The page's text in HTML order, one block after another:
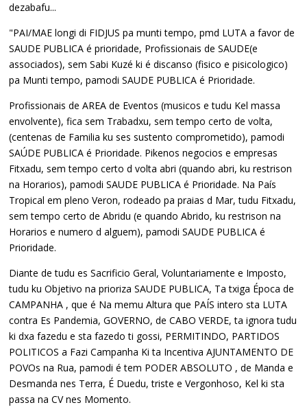
dezabafu...
"PAI/MAE longi di FIDJUS pa munti tempo, pmd LUTA a favor de
SAUDE PUBLICA é prioridade, Profissionais de SAUDE(e
associados), sem Sabi Kuzé ki é discanso (fisico e pisicologico)
pa Munti tempo, pamodi SAUDE PUBLICA é Prioridade.
Profissionais de AREA de Eventos (musicos e tudu Kel massa
envolvente), fica sem Trabadxu, sem tempo certo de volta,
(centenas de Familia ku ses sustento comprometido), pamodi
SAÚDE PUBLICA é Prioridade. Pikenos negocios e empresas
Fitxadu, sem tempo certo d volta abri (quando abri, ku restrison
na Horarios), pamodi SAUDE PUBLICA é Prioridade. Na País
Tropical em pleno Veron, rodeado pa praias d Mar, tudu Fitxadu,
sem tempo certo de Abridu (e quando Abrido, ku restrison na
Horarios e numero d alguem), pamodi SAUDE PUBLICA é
Prioridade.
Diante de tudu es Sacrificio Geral, Voluntariamente e Imposto,
tudu ku Objetivo na prioriza SAUDE PUBLICA, Ta txiga Época de
CAMPANHA , que é Na memu Altura que PAÍS intero sta LUTA
contra Es Pandemia, GOVERNO, de CABO VERDE, ta ignora tudu
ki dxa fazedu e sta fazedo ti gossi, PERMITINDO, PARTIDOS
POLITICOS a Fazi Campanha Ki ta Incentiva AJUNTAMENTO DE
POVOs na Rua, pamodi é tem PODER ABSOLUTO , de Manda e
Desmanda nes Terra, É Duedu, triste e Vergonhoso, Kel ki sta
passa na CV nes Momento.